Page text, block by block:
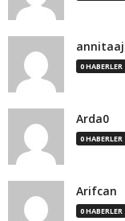
annitaaj
0 HABERLER
Arda0
0 HABERLER
Arifcan
0 HABERLER